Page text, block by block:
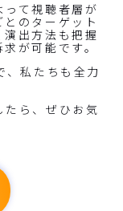
て視聴者層が
のターゲット
出方法も把握
が可能です。
、私たちも全力
ら、ぜひお気